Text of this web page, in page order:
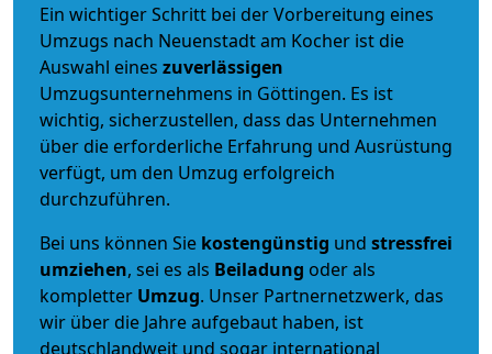
Ein wichtiger Schritt bei der Vorbereitung eines
Umzugs nach Neuenstadt am Kocher ist die
Auswahl eines zuverlässigen
Umzugsunternehmens in Göttingen. Es ist
wichtig, sicherzustellen, dass das Unternehmen
über die erforderliche Erfahrung und Ausrüstung
verfügt, um den Umzug erfolgreich
durchzuführen.
Bei uns können Sie kostengünstig und stressfrei
umziehen, sei es als Beiladung oder als
kompletter Umzug. Unser Partnernetzwerk, das
wir über die Jahre aufgebaut haben, ist
deutschlandweit und sogar international